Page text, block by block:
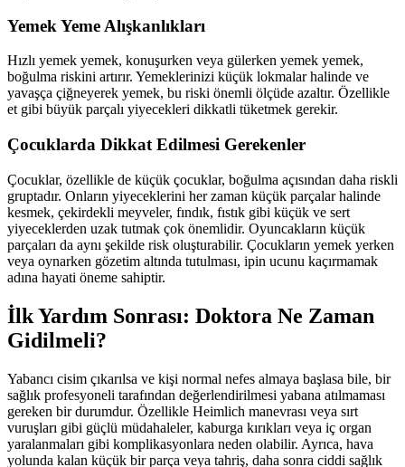
Yemek Yeme Alışkanlıkları
Hızlı yemek yemek, konuşurken veya gülerken yemek yemek,
boğulma riskini artırır. Yemeklerinizi küçük lokmalar halinde ve
yavaşça çiğneyerek yemek, bu riski önemli ölçüde azaltır. Özellikle
et gibi büyük parçalı yiyecekleri dikkatli tüketmek gerekir.
Çocuklarda Dikkat Edilmesi Gerekenler
Çocuklar, özellikle de küçük çocuklar, boğulma açısından daha riskli
gruptadır. Onların yiyeceklerini her zaman küçük parçalar halinde
kesmek, çekirdekli meyveler, fındık, fıstık gibi küçük ve sert
yiyeceklerden uzak tutmak çok önemlidir. Oyuncakların küçük
parçaları da aynı şekilde risk oluşturabilir. Çocukların yemek yerken
veya oynarken gözetim altında tutulması, ipin ucunu kaçırmamak
adına hayati öneme sahiptir.
İlk Yardım Sonrası: Doktora Ne Zaman
Gidilmeli?
Yabancı cisim çıkarılsa ve kişi normal nefes almaya başlasa bile, bir
sağlık profesyoneli tarafından değerlendirilmesi yabana atılmaması
gereken bir durumdur. Özellikle Heimlich manevrası veya sırt
vuruşları gibi güçlü müdahaleler, kaburga kırıkları veya iç organ
yaralanmaları gibi komplikasyonlara neden olabilir. Ayrıca, hava
yolunda kalan küçük bir parça veya tahriş, daha sonra ciddi sağlık